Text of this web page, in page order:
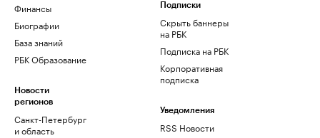
Финансы
Биографии
База знаний
РБК Образование
Новости
регионов
Санкт-Петербург
и область
Подписки
Скрыть баннеры
на РБК
Подписка на РБК
Корпоративная
подписка
Уведомления
RSS Новости